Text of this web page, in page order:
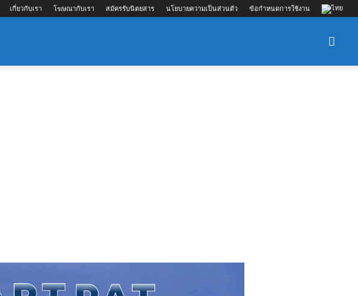
เกี่ยวกับเรา โฆษณากับเรา สมัครรับนิตยสาร นโยบายความเป็นส่วนตัว ข้อกำหนดการใช้งาน